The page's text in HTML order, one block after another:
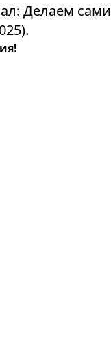
Делаем сами